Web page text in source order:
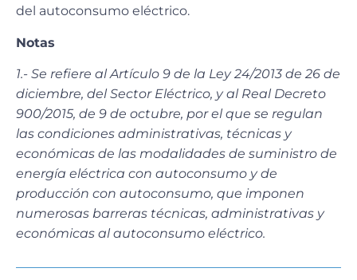
del autoconsumo eléctrico.
Notas
1.- Se refiere al Artículo 9 de la Ley 24/2013 de 26 de
diciembre, del Sector Eléctrico, y al Real Decreto
900/2015, de 9 de octubre, por el que se regulan
las condiciones administrativas, técnicas y
económicas de las modalidades de suministro de
energía eléctrica con autoconsumo y de
producción con autoconsumo, que imponen
numerosas barreras técnicas, administrativas y
económicas al autoconsumo eléctrico.